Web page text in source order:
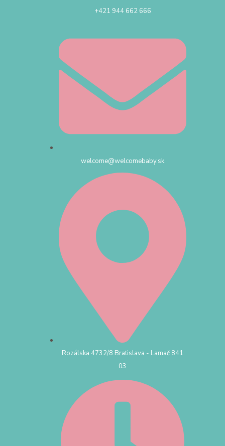
+421 944 662 666
welcome@welcomebaby.sk
Rozálska 4732/8 Bratislava - Lamač 841
03